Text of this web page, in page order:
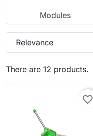
Modules
There are 12 products.
Relevance
favorite_border